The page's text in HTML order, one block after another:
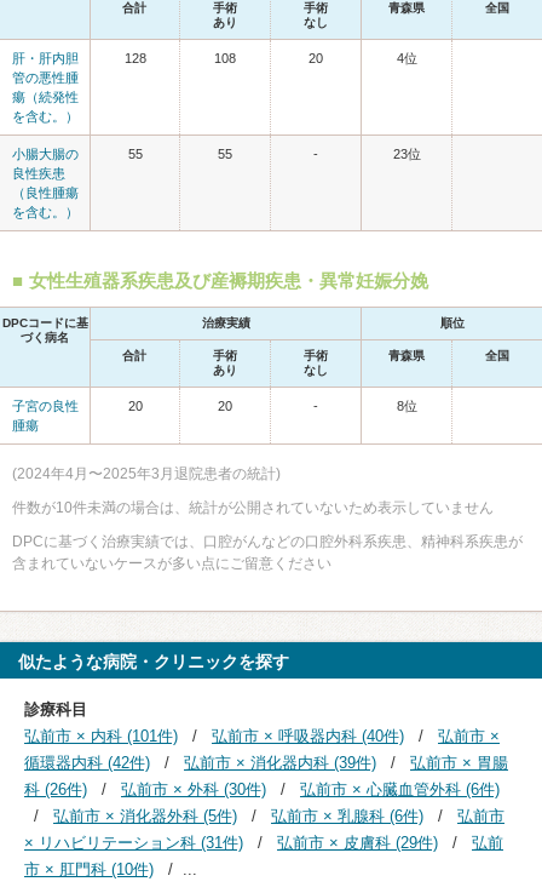
合計
手術
あり
手術
なし
青森県 全国
肝・肝内胆
管の悪性腫
瘍（続発性
を含む。）
128 108 20 4位
小腸大腸の
良性疾患
（良性腫瘍
を含む。）
55 55 - 23位
女性生殖器系疾患及び産褥期疾患・異常妊娠分娩
DPCコードに基
づく病名
治療実績 順位
合計
手術
あり
手術
なし
青森県 全国
子宮の良性
腫瘍
20 20 - 8位
(2024年4月〜2025年3月退院患者の統計)
件数が10件未満の場合は、統計が公開されていないため表示していません
DPCに基づく治療実績では、口腔がんなどの口腔外科系疾患、精神科系疾患が
含まれていないケースが多い点にご留意ください
似たような病院・クリニックを探す
診療科目
弘前市 × 内科 (101件)
弘前市 × 呼吸器内科 (40件)
弘前市 ×
循環器内科 (42件)
弘前市 × 消化器内科 (39件)
弘前市 × 胃腸
科 (26件)
弘前市 × 外科 (30件)
弘前市 × 心臓血管外科 (6件)
弘前市 × 消化器外科 (5件)
弘前市 × 乳腺科 (6件)
弘前市
× リハビリテーション科 (31件)
弘前市 × 皮膚科 (29件)
弘前
市 × 肛門科 (10件)